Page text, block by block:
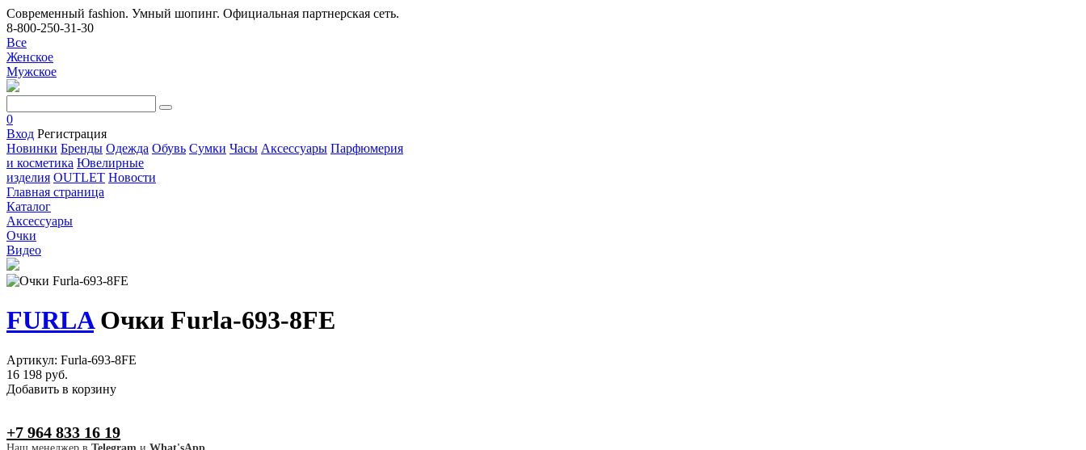
Современный fashion. Умный шопинг. Официальная партнерская сеть.
8-800-250-31-30
Все
Женское
Мужское
0
Вход Регистрация
Новинки Бренды Одежда Обувь Сумки Часы Аксессуары Парфюмерия
и косметика Ювелирные
изделия OUTLET Новости
Главная страница
Каталог
Аксессуары
Очки
Видео
FURLAОчки Furla-693-8FE
Артикул: Furla-693-8FE
16 198 руб.
Добавить в корзину
+7 964 833 16 19